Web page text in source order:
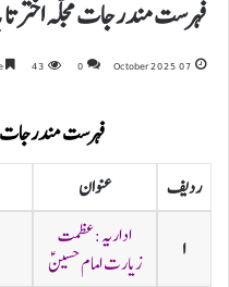
فہرست مندرجات مجلہ اختر
07 October 2025
0
43
فہرست مندرجات
ردیف عنوان
۱
اداریہ: عظمت
زیارت امام حسینؑ